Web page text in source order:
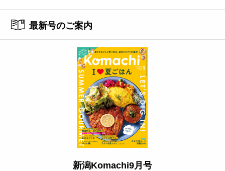
最新号のご案内
新潟Komachi9月号